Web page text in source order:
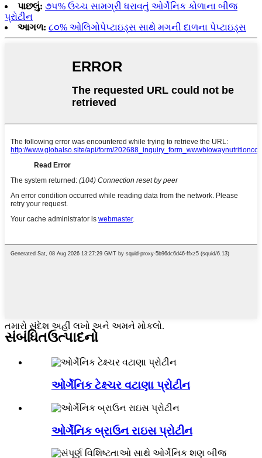
પાછલું: ૭૫% ઉચ્ચ સામગ્રી ધરાવતું ઓર્ગેનિક કોળાના બીજ
પ્રોટીન
આગળ: ૮૦% ઓલિગોપેપ્ટાઇડ્સ સાથે મગની દાળના પેપ્ટાઇડ્સ
તમારો સંદેશ અહીં લખો અને અમને મોકલો.
સંબંધિતઉત્પાદનો
ઓર્ગેનિક ટેક્ષ્ચર વટાણા પ્રોટીન
ઓર્ગેનિક બ્રાઉન રાઇસ પ્રોટીન